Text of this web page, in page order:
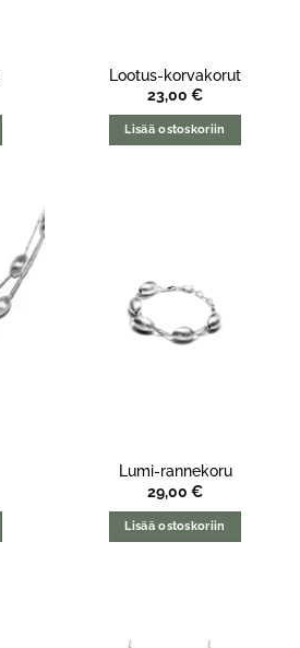
Lootus-korvakorut
23,00 €
Lisää ostoskoriin
Lumi-rannekoru
29,00 €
Lisää ostoskoriin